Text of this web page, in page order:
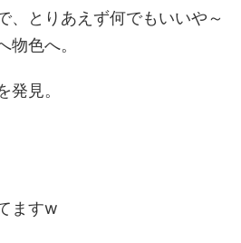
、とりあえず何でもいいや～
物色へ。
発見。
ますw